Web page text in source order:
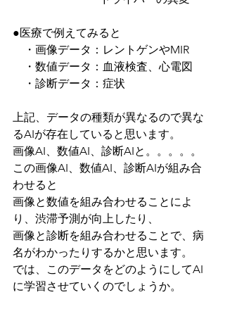
●医療で例えてみると
・画像データ：レントゲンやMIR
・数値データ：血液検査、心電図
・診断データ：症状
上記、データの種類が異なるので異な
るAIが存在していると思います。
画像AI、数値AI、診断AIと。。。。。
この画像AI、数値AI、診断AIが組み合
わせると
画像と数値を組み合わせることによ
り、渋滞予測が向上したり、
画像と診断を組み合わせることで、病
名がわかったりするかと思います。
では、このデータをどのようにしてAI
に学習させていくのでしょうか。